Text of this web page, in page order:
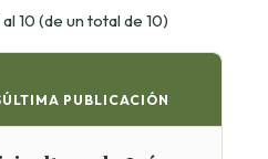
10 (de un total de 10)
ÚLTIMA PUBLICACIÓN